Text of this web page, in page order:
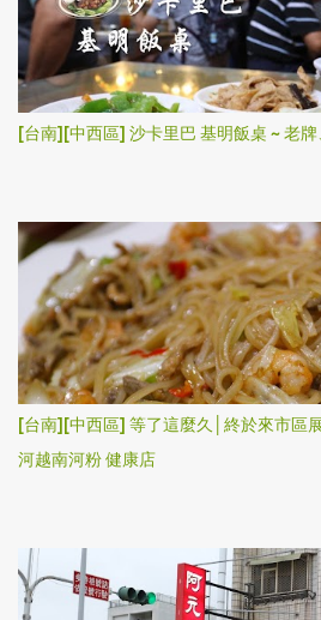
[台南][中西區] 沙卡里巴 基明飯桌 ~ 老
[台南][中西區] 等了這麼久│終於來市區
河越南河粉 健康店